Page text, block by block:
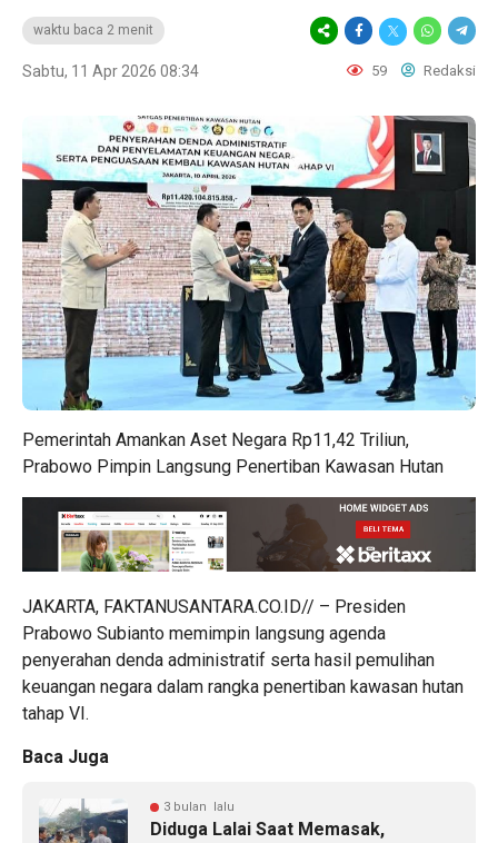
waktu baca 2 menit
Sabtu, 11 Apr 2026 08:34 59 Redaksi
Pemerintah Amankan Aset Negara Rp11,42 Triliun,
Prabowo Pimpin Langsung Penertiban Kawasan Hutan
JAKARTA, FAKTANUSANTARA.CO.ID// – Presiden
Prabowo Subianto memimpin langsung agenda
penyerahan denda administratif serta hasil pemulihan
keuangan negara dalam rangka penertiban kawasan hutan
tahap VI.
Baca Juga
3 bulan lalu
Diduga Lalai Saat Memasak,